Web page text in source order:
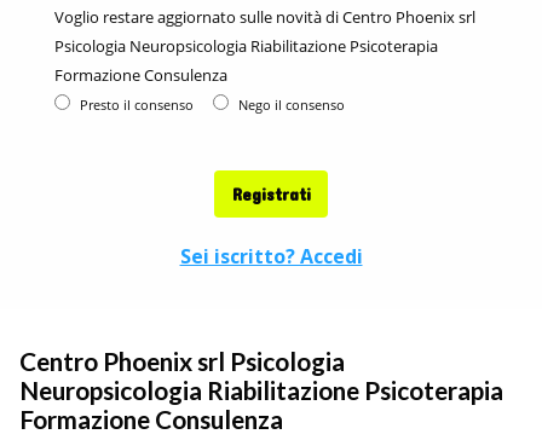
Voglio restare aggiornato sulle novità diCentro Phoenix srl
Psicologia Neuropsicologia Riabilitazione Psicoterapia
Formazione Consulenza
Presto il consenso Nego il consenso
Registrati
Sei iscritto? Accedi
Centro Phoenix srl Psicologia
Neuropsicologia Riabilitazione Psicoterapia
Formazione Consulenza